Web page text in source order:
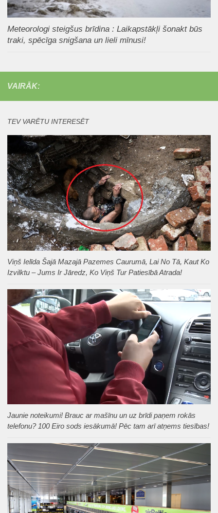
Meteorologi steigšus brīdina : Laikapstākļi šonakt būs
traki, spēcīga snigšana un lieli mīnusi!
VAIRĀK:
TEV VARĒTU INTERESĒT
Viņš Ielīda Šajā Mazajā Pazemes Caurumā, Lai No Tā, Kaut Ko
Izvilktu – Jums Ir Jāredz, Ko Viņš Tur Patiesībā Atrada!
Jaunie noteikumi! Brauc ar mašīnu un uz brīdi paņem rokās
telefonu? 100 Eiro sods iesākumā! Pēc tam arī atņems tiesības!